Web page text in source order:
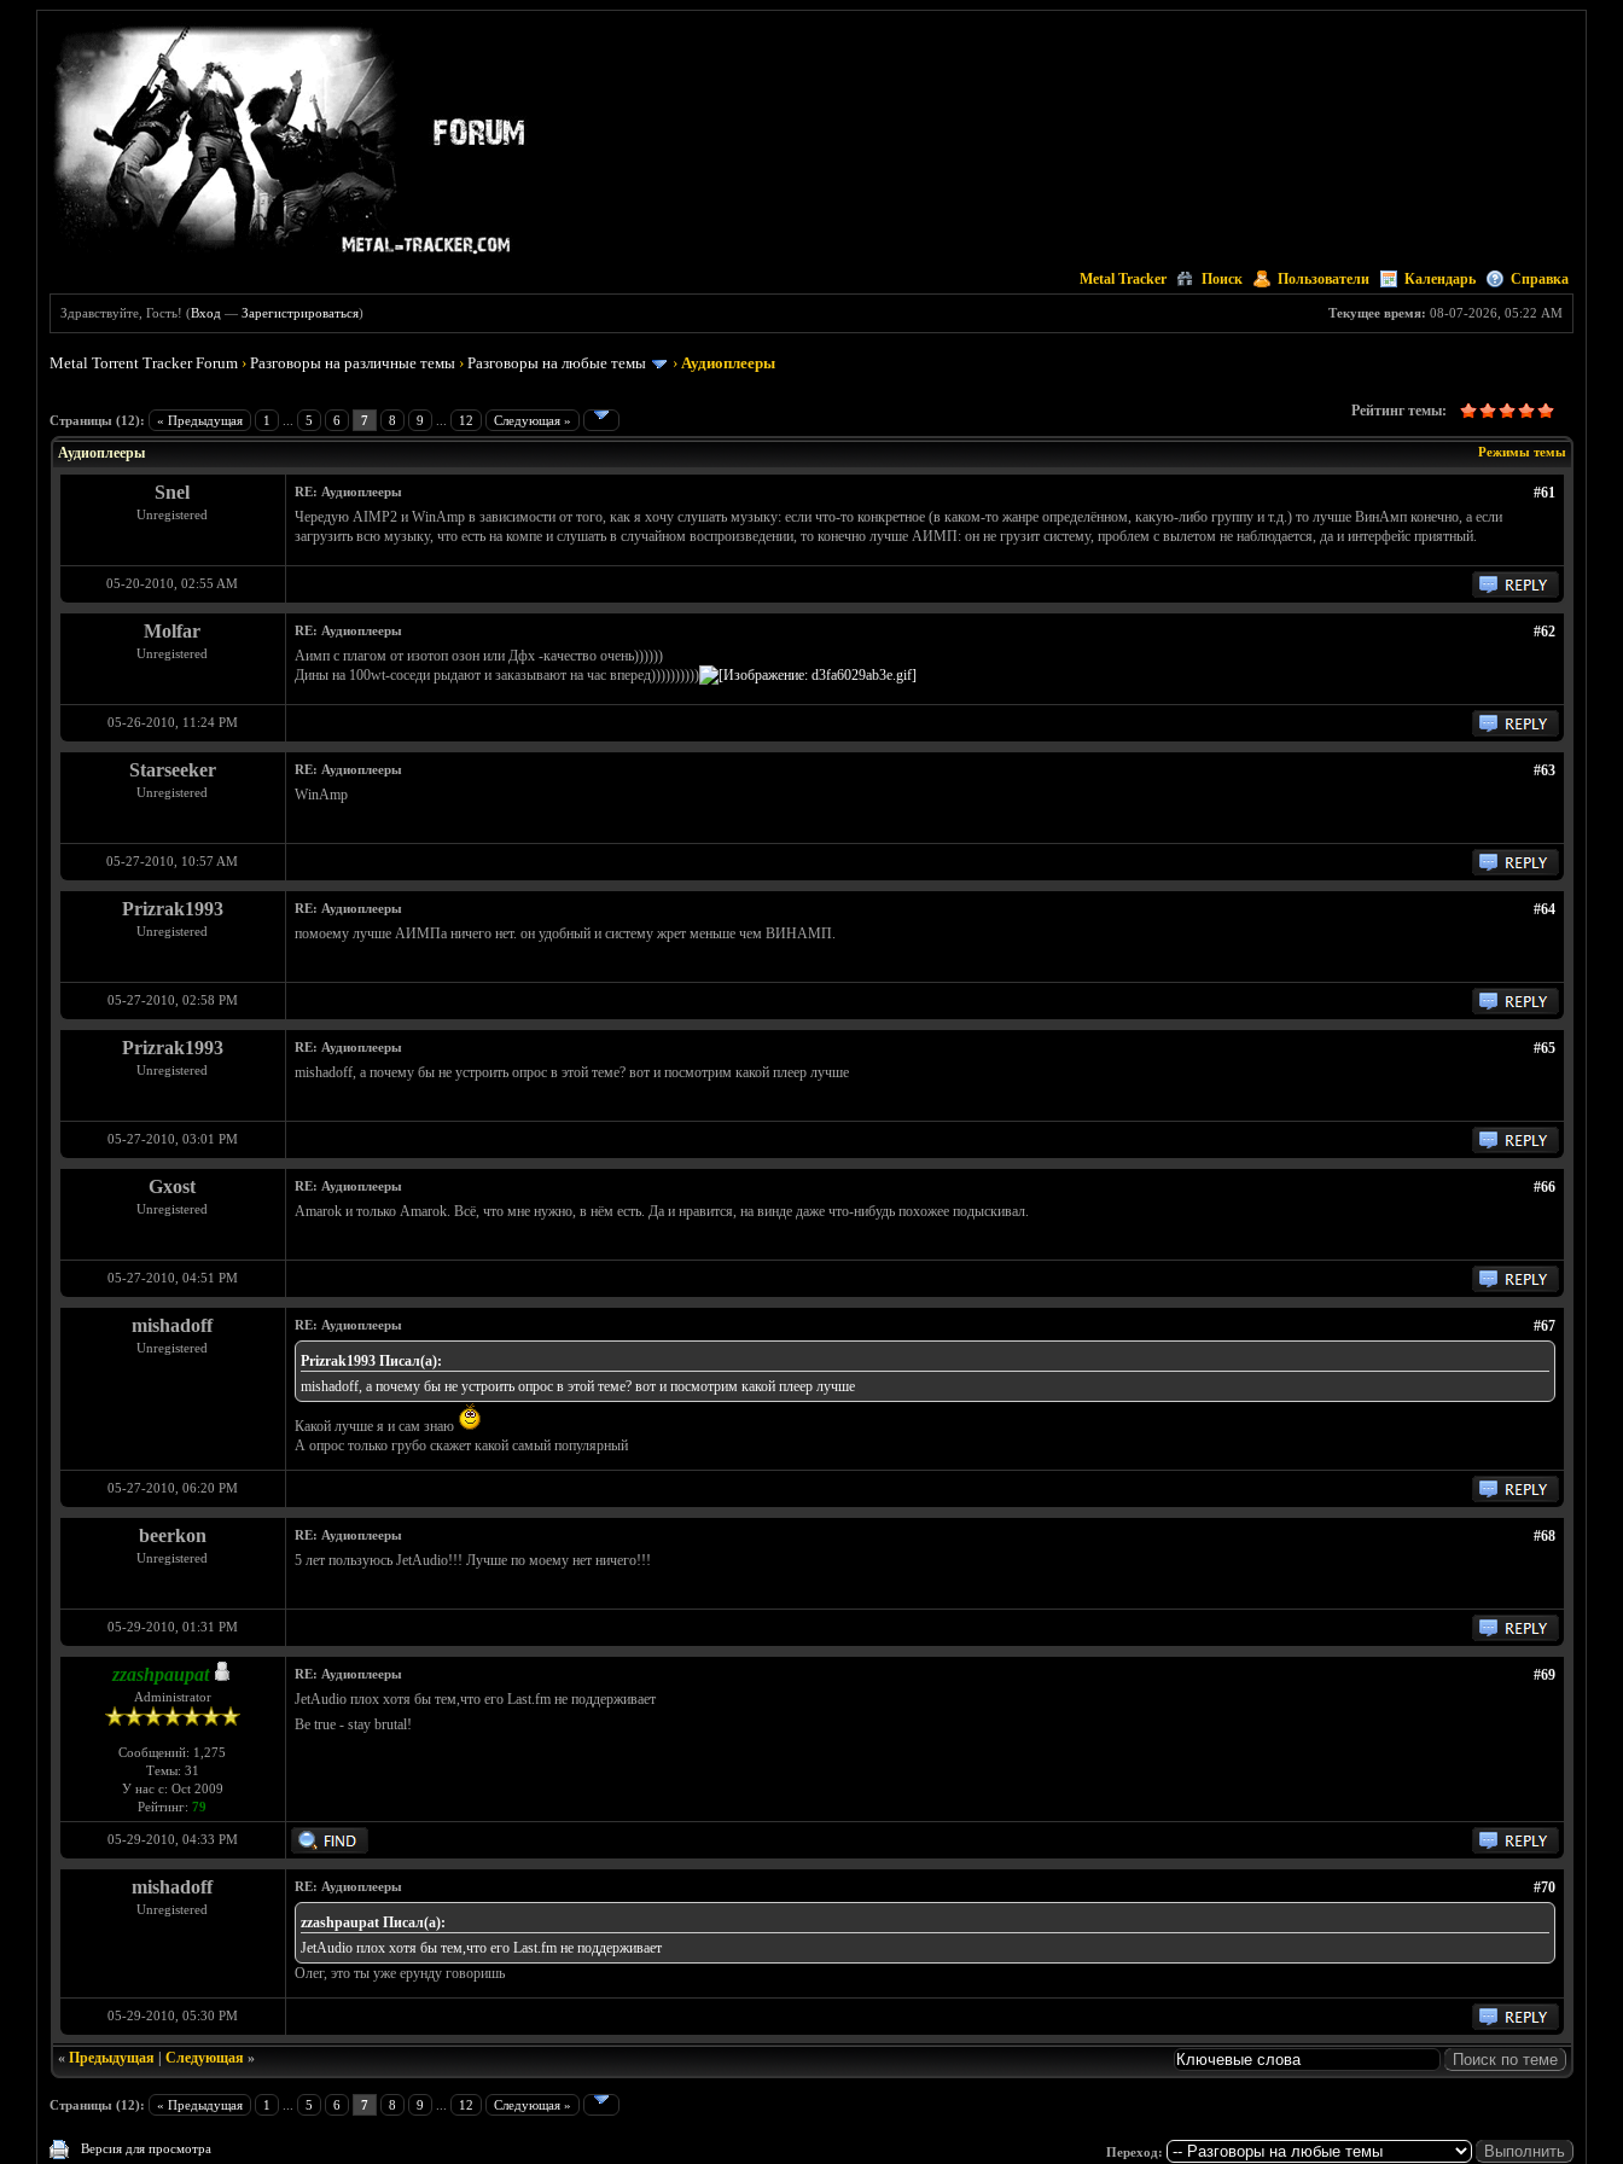
Metal Tracker Поиск Пользователи Календарь Справка
Текущее время: 08-07-2026, 05:22 AM
Здравствуйте, Гость! (Вход —Зарегистрироваться)
Metal Torrent Tracker Forum ›Разговоры на различные темы ›Разговоры на любые темы ›Аудиоплееры
Страницы (12): « Предыдущая 1 5 6 7 8 9 12 Следующая »
Рейтинг темы:
Голосов: 1 - Средняя оценка: 5
1
2
3
4
5
Режимы темы
Аудиоплееры
Snel
Unregistered
#61
RE: Аудиоплееры
Чередую AIMP2 и WinAmp в зависимости от того, как я хочу слушать музыку: если что-то конкретное (в каком-то жанре определённом, какую-либо группу и т.д.) то лучше ВинАмп конечно, а если
загрузить всю музыку, что есть на компе и слушать в случайном воспроизведении, то конечно лучше АИМП: он не грузит систему, проблем с вылетом не наблюдается, да и интерфейс приятный.
05-20-2010, 02:55 AM
Molfar
Unregistered
#62
RE: Аудиоплееры
Аимп с плагом от изотоп озон или Дфх -качество очень))))))
Дины на 100wt-соседи рыдают и заказывают на час вперед))))))))))
05-26-2010, 11:24 PM
Starseeker
Unregistered
#63
RE: Аудиоплееры
WinAmp
05-27-2010, 10:57 AM
Prizrak1993
Unregistered
#64
RE: Аудиоплееры
помоему лучше АИМПа ничего нет. он удобный и систему жрет меньше чем ВИНАМП.
05-27-2010, 02:58 PM
Prizrak1993
Unregistered
#65
RE: Аудиоплееры
mishadoff, а почему бы не устроить опрос в этой теме? вот и посмотрим какой плеер лучше
05-27-2010, 03:01 PM
Gxost
Unregistered
#66
RE: Аудиоплееры
Amarok и только Amarok. Всё, что мне нужно, в нём есть. Да и нравится, на винде даже что-нибудь похожее подыскивал.
05-27-2010, 04:51 PM
mishadoff
Unregistered
#67
RE: Аудиоплееры
Prizrak1993 Писал(а):
mishadoff, а почему бы не устроить опрос в этой теме? вот и посмотрим какой плеер лучше
Какой лучше я и сам знаю
А опрос только грубо скажет какой самый популярный
05-27-2010, 06:20 PM
beerkon
Unregistered
#68
RE: Аудиоплееры
5 лет пользуюсь JetAudio!!! Лучше по моему нет ничего!!!
05-29-2010, 01:31 PM
zzashpaupat
Administrator
Сообщений: 1,275
Темы: 31
У нас с: Oct 2009
Рейтинг: 79
#69
RE: Аудиоплееры
JetAudio плох хотя бы тем,что его Last.fm не поддерживает
Be true - stay brutal!
05-29-2010, 04:33 PM
mishadoff
Unregistered
#70
RE: Аудиоплееры
zzashpaupat Писал(а):
JetAudio плох хотя бы тем,что его Last.fm не поддерживает
Олег, это ты уже ерунду говоришь
05-29-2010, 05:30 PM
« Предыдущая| Следующая»
Страницы (12): « Предыдущая 1 5 6 7 8 9 12 Следующая »
Версия для просмотра Переход: